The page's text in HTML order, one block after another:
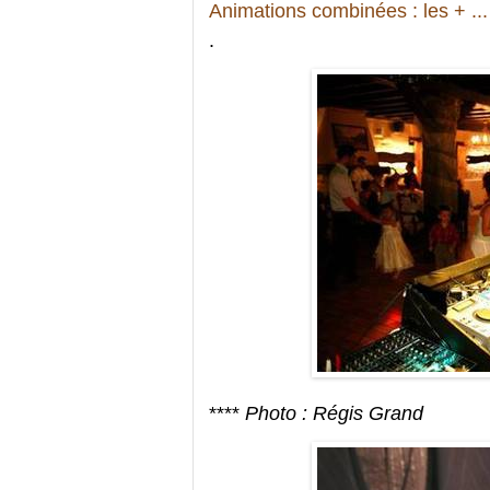
Animations combinées : les +
.
**** Photo : Régis Grand